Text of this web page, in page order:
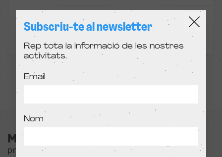
En col·laboració amb L'Alternativa
SESSIÓ PASSADA
Subscriu-te al newsletter
Rep tota la informació de les nostres
activitats.
Email
Nom